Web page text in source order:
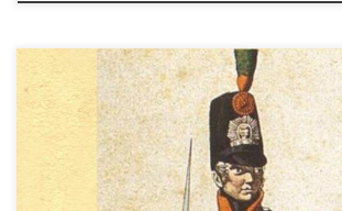
Pier Hendrik, stamvader. De